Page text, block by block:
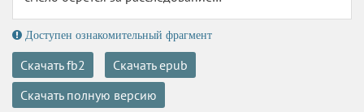
Доступен ознакомительный фрагмент
Скачать fb2
Скачать epub
Скачать полную версию